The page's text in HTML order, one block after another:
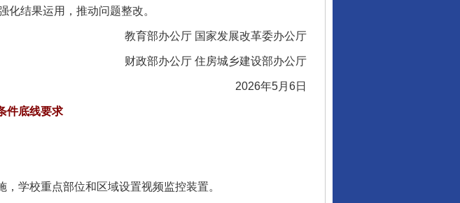
结果运用，推动问题整改。
教育部办公厅 国家发展改革委办公厅
财政部办公厅 住房城乡建设部办公厅
2026年5月6日
件底线要求
学校重点部位和区域设置视频监控装置。